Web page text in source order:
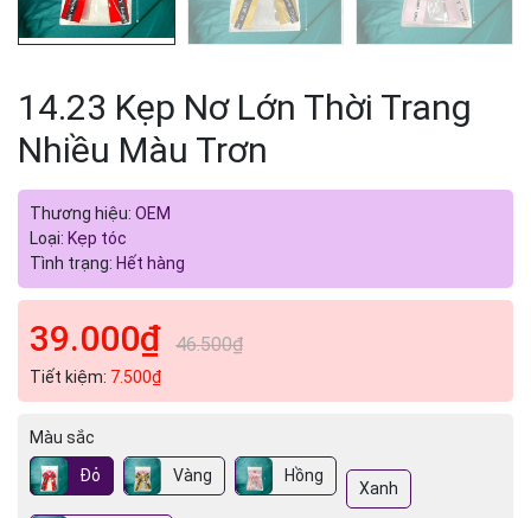
14.23 Kẹp Nơ Lớn Thời Trang
Nhiều Màu Trơn
Thương hiệu: OEM
Loại: Kẹp tóc
Tình trạng: Hết hàng
39.000₫ 46.500₫
Tiết kiệm: 7.500₫
Màu sắc
Đỏ
Vàng Hồng
Xanh